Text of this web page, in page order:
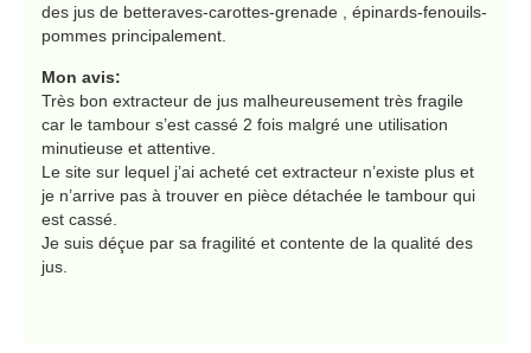
des jus de betteraves-carottes-grenade , épinards-fenouils-
pommes principalement.
Mon avis:
Très bon extracteur de jus malheureusement très fragile
car le tambour s’est cassé 2 fois malgré une utilisation
minutieuse et attentive.
Le site sur lequel j’ai acheté cet extracteur n’existe plus et
je n’arrive pas à trouver en pièce détachée le tambour qui
est cassé.
Je suis déçue par sa fragilité et contente de la qualité des
jus.